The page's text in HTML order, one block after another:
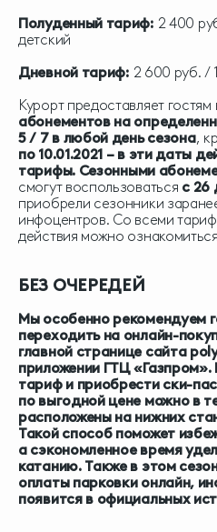
Полуденный тариф: 2 400
детский
Дневной тариф: 2 600 руб. /
Курорт предоставляет
абонементов на
5 / 7 в любой день сезона,
по 10.01.2021 – в эти даты
тарифы. Сезонными
смогут воспользоваться с 26
приобрели сезонники
инфоцентров. Со всеми
действия можно ознакомиться
БЕЗ ОЧЕРЕДЕЙ
Мы особенно рекомендуем
переходить на онлайн-
главной странице сайта
приложении ГТЦ «Газпром».
тариф и приобрести ски-
по выгодной цене можно в
расположены на нижних
Такой способ поможет
а сэкономленное время
катанию. Также в этом
оплаты парковки онлайн,
появится в официальных